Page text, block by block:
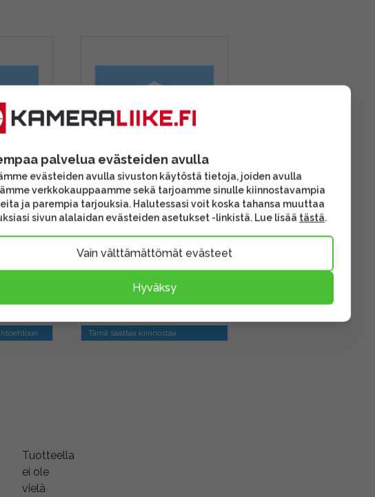
DJI Care Refresh
lisävakuutus Osmo
kk)
35,00 €
Toimitus heti
Tämä saattaa kiinnostaa
Tuotteella
ei ole
vielä
palvelua evästeiden avulla
evästeiden avulla sivuston käytöstä tietoja, joiden avulla
verkkokauppaamme sekä tarjoamme sinulle kiinnostavampia
ja parempia tarjouksia. Halutessasi voit koska tahansa muuttaa
sivun alalaidan evästeiden asetukset -linkistä. Lue lisää tästä.
Vain välttämättömät evästeet
Hyväksy